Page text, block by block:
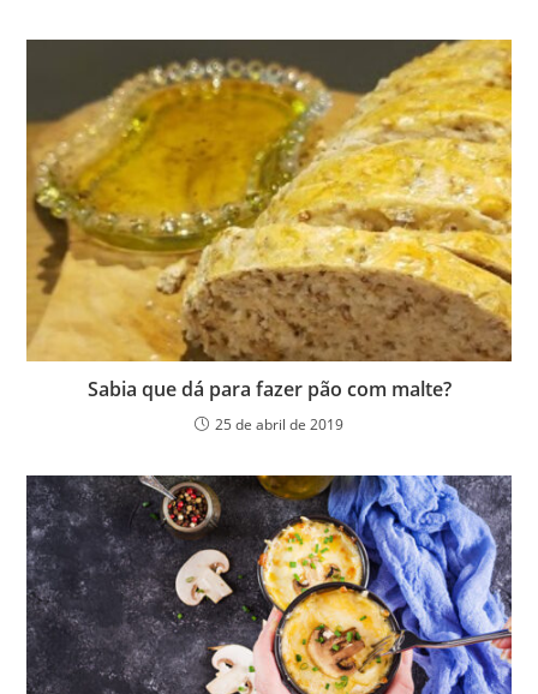
Sabia que dá para fazer pão com malte?
25 de abril de 2019